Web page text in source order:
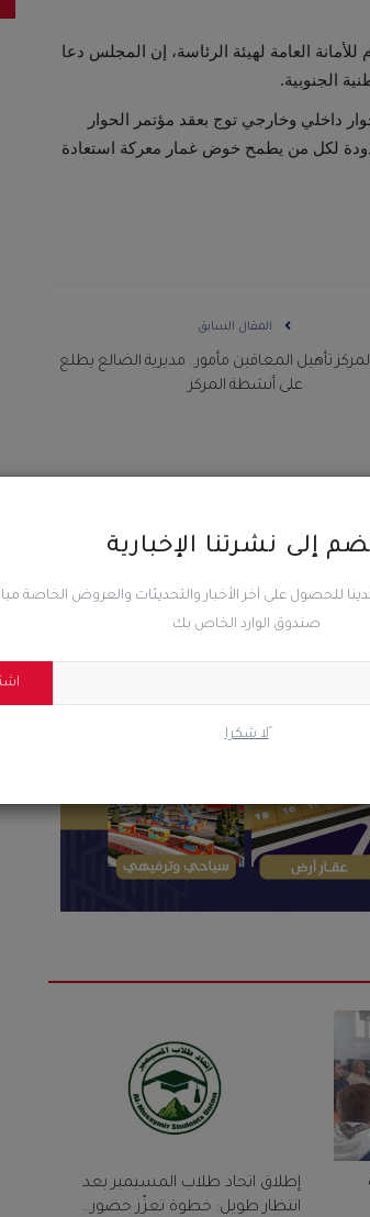
إلى نشرتنا الإخبارية
للحصول على آخر الأخبار والتحديثات والعروض الخاصة
صندوق الوارد الخاص بك
ًلا شكرا
العامة لهيئة الرئاسة، إن المجلس دعا
الجنوبية.
داخلي وخارجي توج بعقد مؤتمر الحوار
لكل من يطمح خوض غمار معركة استعادة
المقال السابق
لمركز تأهيل المعاقين مأمور.. مديرية الضالع يطلع
على أنشطة المركز
حزين
إطلاق اتحاد طلاب المسيمير بعد
انتظار طويل: خطوة تعزّز حضور...